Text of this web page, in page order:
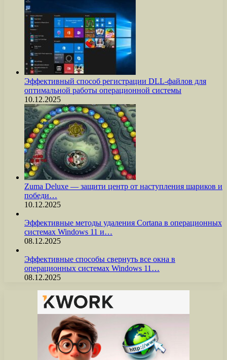
Эффективный способ регистрации DLL-файлов для
оптимальной работы операционной системы
10.12.2025
Zuma Deluxe — защити центр от наступления шариков и
победи…
10.12.2025
Эффективные методы удаления Cortana в операционных
системах Windows 11 и…
08.12.2025
Эффективные способы свернуть все окна в
операционных системах Windows 11…
08.12.2025